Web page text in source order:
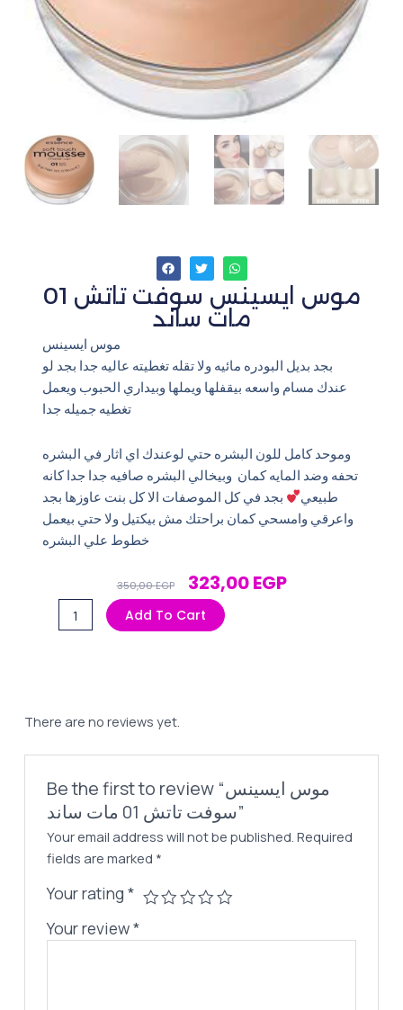
موس ايسينس سوفت تاتش 01
مات ساند
موس ايسينس
بجد بديل البودره مائيه ولا تقله تغطيته عاليه جدا بجد لو
عندك مسام واسعه بيقفلها ويملها وبيداري الحبوب ويعمل
تغطيه جميله جدا
وموحد كامل للون البشره حتي لوعندك اي اثار في البشره
تحفه وضد المايه كمان وبيخالي البشره صافيه جدا جدا كانه
طبيعي
بجد في كل الموصفات الا كل بنت عاوزها بجد
واعرقي وامسحي كمان براحتك مش بيكتيل ولا حتي بيعمل
خطوط علي البشره
350,00EGP Original
Price
Was:
323,00EGPCurrent
ايسينس
مات
quantity
Add To Cart
There are no reviews yet.
Be the first to review “موس ايسينس
سوفت تاتش 01 مات ساند”
Your email address will not be published. Required
fields are marked *
Your rating*
Your review*